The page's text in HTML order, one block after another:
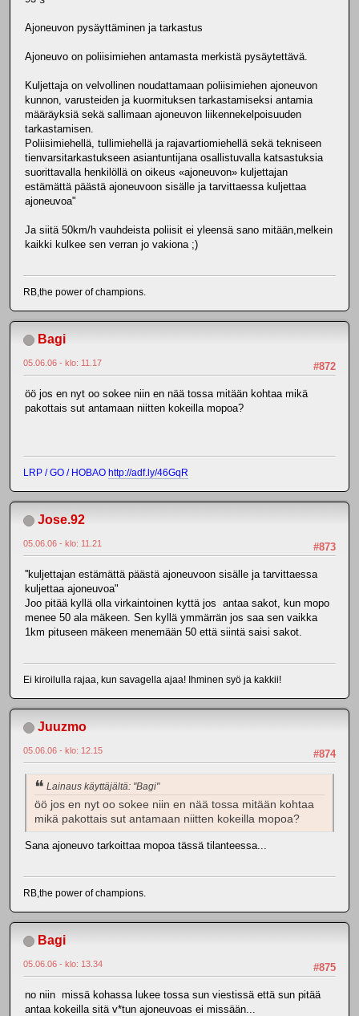
Ajoneuvon pysäyttäminen ja tarkastus
Ajoneuvo on poliisimiehen antamasta merkistä pysäytettävä.
Kuljettaja on velvollinen noudattamaan poliisimiehen ajoneuvon
kunnon, varusteiden ja kuormituksen tarkastamiseksi antamia
määräyksiä sekä sallimaan ajoneuvon liikennekelpoisuuden
tarkastamisen.
Poliisimiehellä, tullimiehellä ja rajavartiomiehellä sekä tekniseen
tienvarsitarkastukseen asiantuntijana osallistuvalla katsastuksia
suorittavalla henkilöllä on oikeus «ajoneuvon» kuljettajan
estämättä päästä ajoneuvoon sisälle ja tarvittaessa kuljettaa
ajoneuvoa"
Ja siitä 50km/h vauhdeista poliisit ei yleensä sano mitään,melkein
kaikki kulkee sen verran jo vakiona ;)
RB,the power of champions.
Bagi
#872
05.06.06 - klo: 11.17
öö jos en nyt oo sokee niin en nää tossa mitään kohtaa mikä
pakottais sut antamaan niitten kokeilla mopoa?
LRP / GO / HOBAO http://adf.ly/46GqR
Jose.92
#873
05.06.06 - klo: 11.21
''kuljettajan estämättä päästä ajoneuvoon sisälle ja tarvittaessa
kuljettaa ajoneuvoa"
Joo pitää kyllä olla virkaintoinen kyttä jos antaa sakot, kun mopo
menee 50 ala mäkeen. Sen kyllä ymmärrän jos saa sen vaikka
1km pituseen mäkeen menemään 50 että siintä saisi sakot.
Ei kiroilulla rajaa, kun savagella ajaa! Ihminen syö ja kakkii!
Juuzmo
#874
05.06.06 - klo: 12.15
Lainaus käyttäjältä: "Bagi"
öö jos en nyt oo sokee niin en nää tossa mitään kohtaa
mikä pakottais sut antamaan niitten kokeilla mopoa?
Sana ajoneuvo tarkoittaa mopoa tässä tilanteessa...
RB,the power of champions.
Bagi
#875
05.06.06 - klo: 13.34
no niin missä kohassa lukee tossa sun viestissä että sun pitää
antaa kokeilla sitä v*tun ajoneuvoas ei missään...